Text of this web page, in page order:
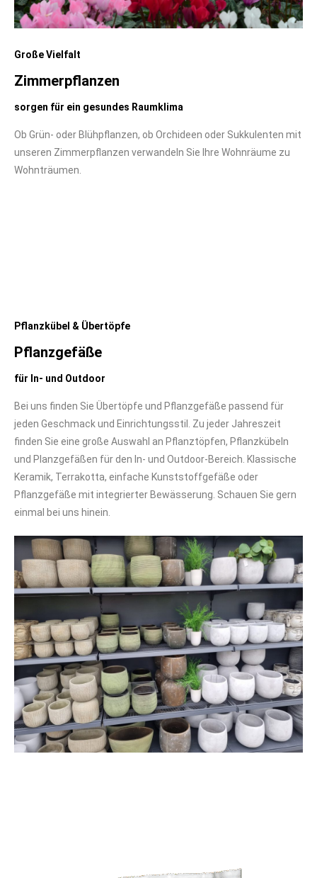
Große Vielfalt
Zimmerpflanzen
sorgen für ein gesundes Raumklima
Ob Grün- oder Blühpflanzen, ob Orchideen oder Sukkulenten mit
unseren Zimmerpflanzen verwandeln Sie Ihre Wohnräume zu
Wohnträumen.
Pflanzkübel & Übertöpfe
Pflanzgefäße
für In- und Outdoor
Bei uns finden Sie Übertöpfe und Pflanzgefäße passend für
jeden Geschmack und Einrichtungsstil. Zu jeder Jahreszeit
finden Sie eine große Auswahl an Pflanztöpfen, Pflanzkübeln
und Planzgefäßen für den In- und Outdoor-Bereich. Klassische
Keramik, Terrakotta, einfache Kunststoffgefäße oder
Pflanzgefäße mit integrierter Bewässerung. Schauen Sie gern
einmal bei uns hinein.